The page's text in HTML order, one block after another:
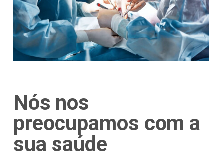
Nós nos
preocupamos com a
sua saúde